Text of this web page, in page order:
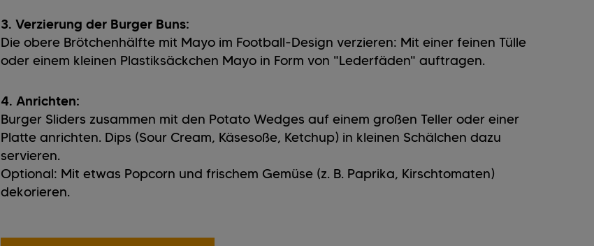
3. Verzierung der Burger Buns:
Die obere Brötchenhälfte mit Mayo im Football-Design verzieren: Mit einer feinen Tülle
oder einem kleinen Plastiksäckchen Mayo in Form von "Lederfäden" auftragen.
4. Anrichten:
Burger Sliders zusammen mit den Potato Wedges auf einem großen Teller oder einer
Platte anrichten. Dips (Sour Cream, Käsesoße, Ketchup) in kleinen Schälchen dazu
servieren.
Optional: Mit etwas Popcorn und frischem Gemüse (z. B. Paprika, Kirschtomaten)
dekorieren.